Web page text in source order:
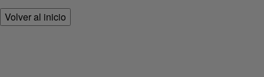
Volver al inicio